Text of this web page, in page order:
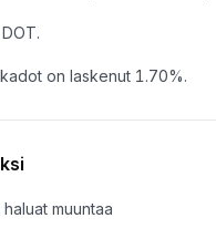
on laskenut 1.70%.
muuntaa